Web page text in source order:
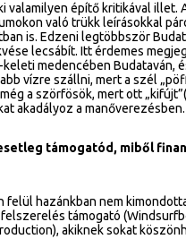
valamilyen építő kritikával
való trükk leírásokkal
is. Edzeni legtöbbször
lecsábít. Itt érdemes
medencében Budataván,
vízre szállni, mert a szél
a szörfösök, mert ott
akadályoz a manőverezésben.
támogatód, miből
felül hazánkban nem
támogató
akiknek sokat